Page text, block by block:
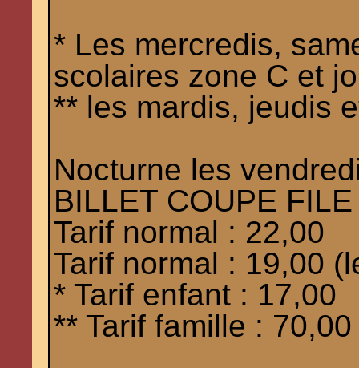
* Les mercredis,
scolaires zone C et
** les mardis, jeudis
Nocturne les
BILLET COUPE FILE
Tarif normal : 22,00
Tarif normal : 19,00
* Tarif enfant : 17,00
** Tarif famille : 70,00